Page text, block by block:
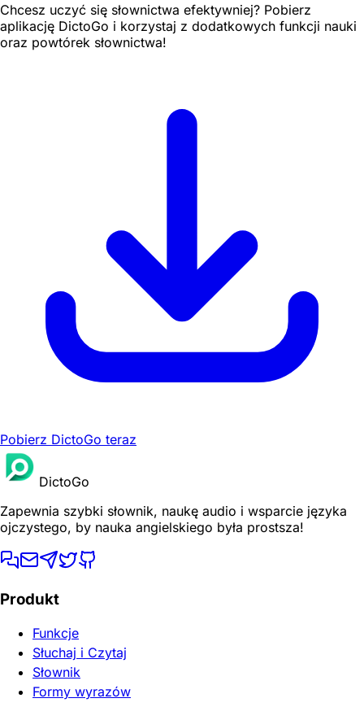
Chcesz uczyć się słownictwa efektywniej? Pobierz
aplikację DictoGo i korzystaj z dodatkowych funkcji nauki
oraz powtórek słownictwa!
Pobierz DictoGo teraz
DictoGo
Zapewnia szybki słownik, naukę audio i wsparcie języka
ojczystego, by nauka angielskiego była prostsza!
Produkt
Funkcje
Słuchaj i Czytaj
Słownik
Formy wyrazów